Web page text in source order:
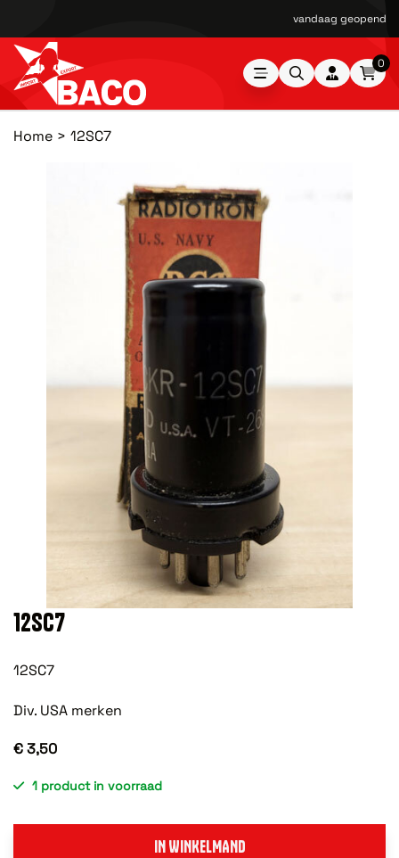
vandaag geopend
0
Home 12SC7
12SC7
12SC7
Div. USA merken
€ 3,50
1 product in voorraad
IN WINKELMAND